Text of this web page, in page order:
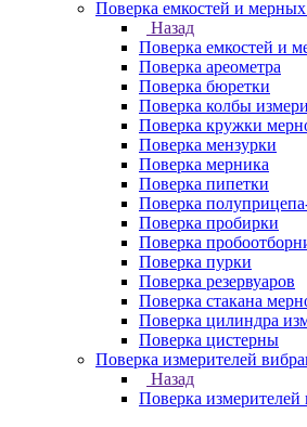
Поверка емкостей и мерных
Назад
Поверка емкостей и
Поверка ареометра
Поверка бюретки
Поверка колбы
Поверка кружки
Поверка мензурки
Поверка мерника
Поверка пипетки
Поверка
Поверка пробирки
Поверка
Поверка пурки
Поверка резервуаров
Поверка стакана
Поверка цилиндра
Поверка цистерны
Поверка измерителей
Назад
Поверка